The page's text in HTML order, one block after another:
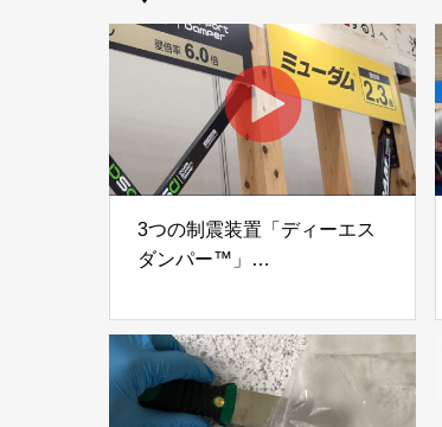
3つの制震装置「ディーエス
ダンパー™」
プ®」
アイディールブレーン株式会
社